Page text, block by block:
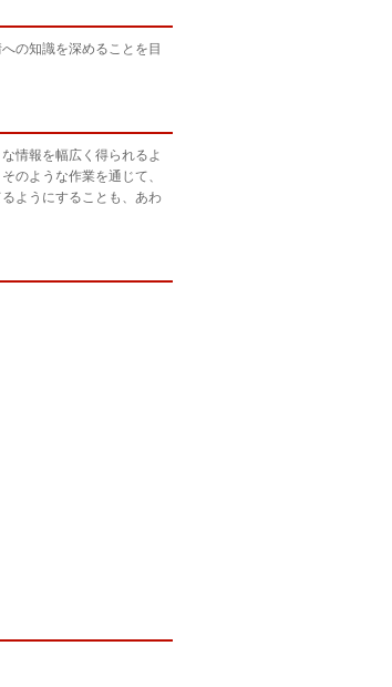
の知識を深めることを目
情報を幅広く得られるよ
のような作業を通じて、
ようにすることも、あわ